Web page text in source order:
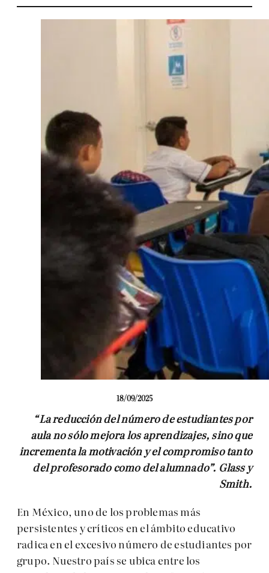
18/09/2025
“La reducción del número de estudiantes por
aula no sólo mejora los aprendizajes, sino que
incrementa la motivación y el compromiso tanto
del profesorado como del alumnado”. Glass y
Smith.
En México, uno de los problemas más
persistentes y críticos en el ámbito educativo
radica en el excesivo número de estudiantes por
grupo. Nuestro país se ubica entre los